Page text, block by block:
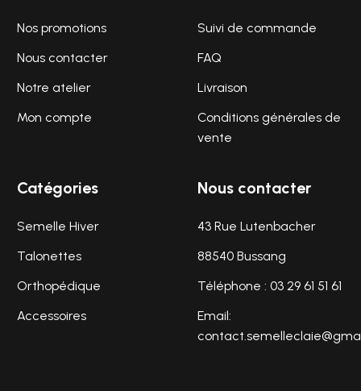
Nos promotions
Nous contacter
Notre atelier
Mon compte
Suivi de commande
FAQ
Livraison
Conditions générales de
vente
Catégories
Semelle Hiver
Talonettes
Orthopédique
Accessoires
Nous contacter
43 Rue Lutenbacher
88540 Bussang
Téléphone : 03 29 61 51 61
Email: